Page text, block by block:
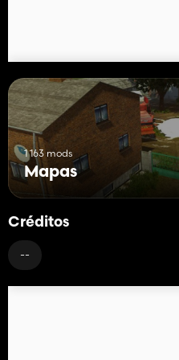
1 163 mods
Mapas
Créditos
--